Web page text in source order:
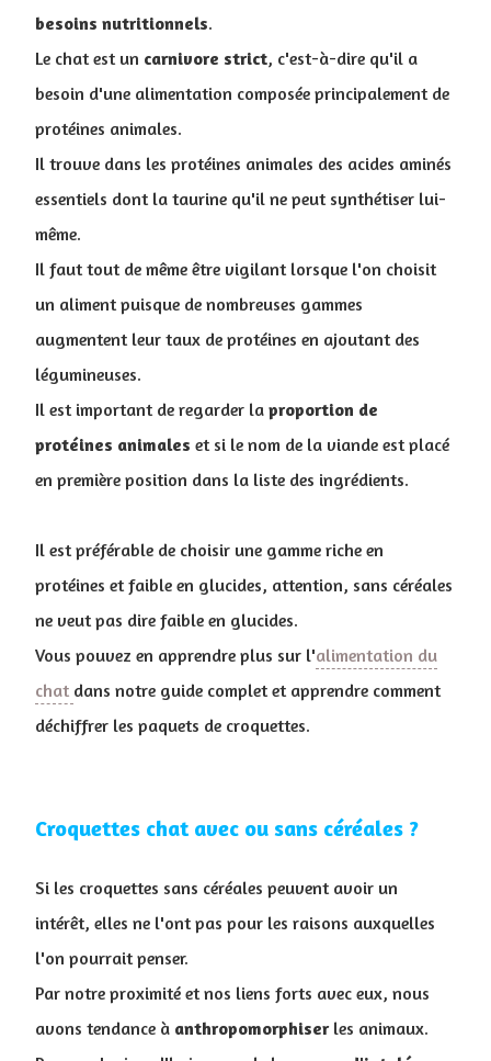
besoins nutritionnels.
Le chat est un carnivore strict, c'est-à-dire qu'il a
besoin d'une alimentation composée principalement de
protéines animales.
Il trouve dans les protéines animales des acides aminés
essentiels dont la taurine qu'il ne peut synthétiser lui-
même.
Il faut tout de même être vigilant lorsque l'on choisit
un aliment puisque de nombreuses gammes
augmentent leur taux de protéines en ajoutant des
légumineuses.
Il est important de regarder la proportion de
protéines animales et si le nom de la viande est placé
en première position dans la liste des ingrédients.
Il est préférable de choisir une gamme riche en
protéines et faible en glucides, attention, sans céréales
ne veut pas dire faible en glucides.
Vous pouvez en apprendre plus sur l'alimentation du
chat dans notre guide complet et apprendre comment
déchiffrer les paquets de croquettes.
Croquettes chat avec ou sans céréales ?
Si les croquettes sans céréales peuvent avoir un
intérêt, elles ne l'ont pas pour les raisons auxquelles
l'on pourrait penser.
Par notre proximité et nos liens forts avec eux, nous
avons tendance à anthropomorphiserles animaux.